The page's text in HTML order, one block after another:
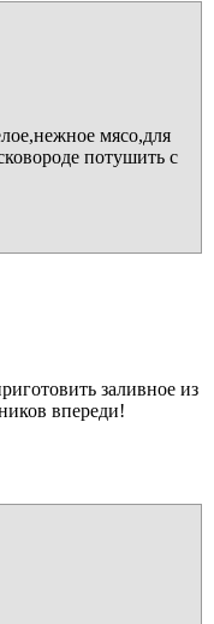
мясо,для
потушить с
заливное из
впереди!